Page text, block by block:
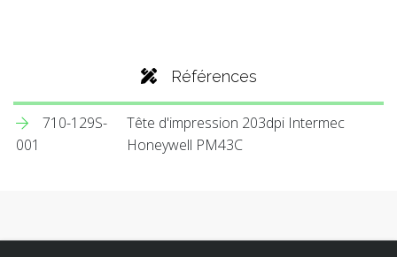
Références
710-129S-
001
Tête d'impression 203dpi Intermec
Honeywell PM43C